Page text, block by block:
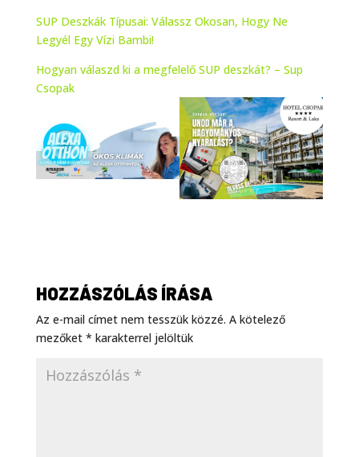
SUP Deszkák Típusai: Válassz Okosan, Hogy Ne
Legyél Egy Vízi Bambi!
Hogyan válaszd ki a megfelelő SUP deszkát? – Sup
Csopak
HOZZÁSZÓLÁS ÍRÁSA
Az e-mail címet nem tesszük közzé. A kötelező
mezőket * karakterrel jelöltük